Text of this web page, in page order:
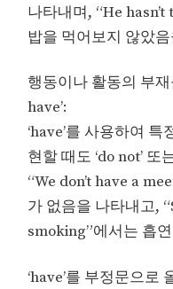
나타내며, “He
밥을 먹어보지 않았
행동이나 활동의 부재
have’:
‘have’를 사용하여
현할 때도 ‘do not’ 또
“We don’t have a
가 없음을 나타내고,
smoking”에서는 흡
‘have’를 부정문으로